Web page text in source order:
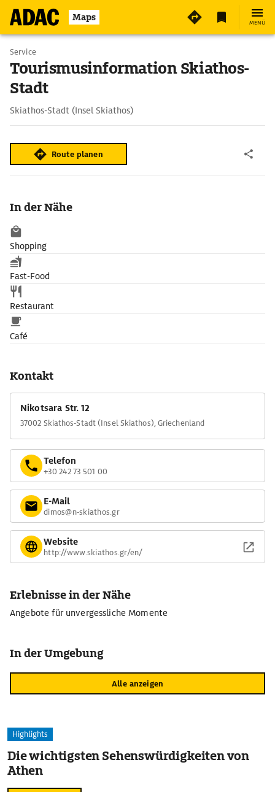
Maps MENÜ
Service
Tourismusinformation Skiathos-
Stadt
Skiathos-Stadt (Insel Skiathos)
Route planen
In der Nähe
Shopping
Fast-Food
Restaurant
Café
Kontakt
Nikotsara Str. 12
37002 Skiathos-Stadt (Insel Skiathos), Griechenland
Telefon
+30 242 73 501 00
E-Mail
dimos@n-skiathos.gr
Website
http://www.skiathos.gr/en/
Erlebnisse in der Nähe
Angebote für unvergessliche Momente
In der Umgebung
Alle anzeigen
Highlights
Die wichtigsten Sehenswürdigkeiten von
Athen